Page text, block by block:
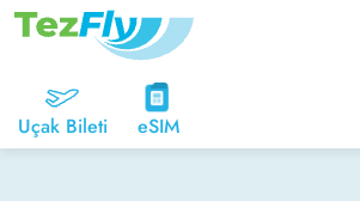
Uçak Bileti eSIM